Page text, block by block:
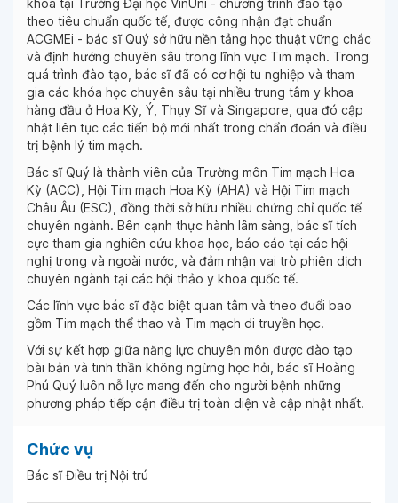
khoa tại Trường Đại học VinUni - chương trình đào tạo
theo tiêu chuẩn quốc tế, được công nhận đạt chuẩn
ACGMEi - bác sĩ Quý sở hữu nền tảng học thuật vững chắc
và định hướng chuyên sâu trong lĩnh vực Tim mạch. Trong
quá trình đào tạo, bác sĩ đã có cơ hội tu nghiệp và tham
gia các khóa học chuyên sâu tại nhiều trung tâm y khoa
hàng đầu ở Hoa Kỳ, Ý, Thụy Sĩ và Singapore, qua đó cập
nhật liên tục các tiến bộ mới nhất trong chẩn đoán và điều
trị bệnh lý tim mạch.
Bác sĩ Quý là thành viên của Trường môn Tim mạch Hoa
Kỳ (ACC), Hội Tim mạch Hoa Kỳ (AHA) và Hội Tim mạch
Châu Âu (ESC), đồng thời sở hữu nhiều chứng chỉ quốc tế
chuyên ngành. Bên cạnh thực hành lâm sàng, bác sĩ tích
cực tham gia nghiên cứu khoa học, báo cáo tại các hội
nghị trong và ngoài nước, và đảm nhận vai trò phiên dịch
chuyên ngành tại các hội thảo y khoa quốc tế.
Các lĩnh vực bác sĩ đặc biệt quan tâm và theo đuổi bao
gồm Tim mạch thể thao và Tim mạch di truyền học.
Với sự kết hợp giữa năng lực chuyên môn được đào tạo
bài bản và tinh thần không ngừng học hỏi, bác sĩ Hoàng
Phú Quý luôn nỗ lực mang đến cho người bệnh những
phương pháp tiếp cận điều trị toàn diện và cập nhật nhất.
Chức vụ
Bác sĩ Điều trị Nội trú